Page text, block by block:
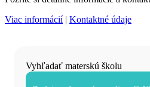
Viac informácií| Kontaktné údaje
Vyhľadať materskú školu